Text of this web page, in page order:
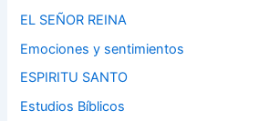
EL SEÑOR REINA
Emociones y sentimientos
ESPIRITU SANTO
Estudios Bíblicos